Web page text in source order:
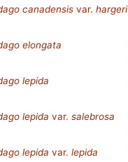
canadensis var. hargeri
elongata
lepida
lepida var. salebrosa
lepida var. lepida